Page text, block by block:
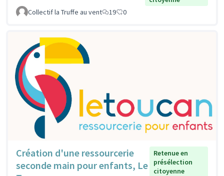
Collectif la Truffe au vent
19 0
Création d'une ressourcerie
seconde main pour enfants, Le
Retenue en
présélection
citoyenne